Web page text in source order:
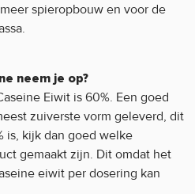
spieropbouw en voor de
neem je op?
Eiwit is 60%. Een goed
zuiverste vorm geleverd, dit
is, kijk dan goed welke
gemaakt zijn. Dit omdat het
eiwit per dosering kan